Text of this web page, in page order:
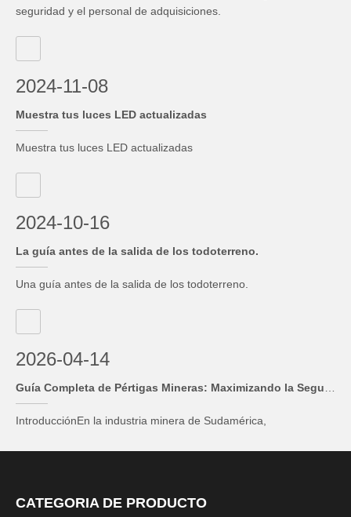
seguridad y el personal de adquisiciones.
2024-11-08
Muestra tus luces LED actualizadas
Muestra tus luces LED actualizadas
2024-10-16
La guía antes de la salida de los todoterreno.
Una guía antes de la salida de los todoterreno.
2026-04-14
IntroducciónEn la industria minera de Sudamérica,
Su función princi
CATEGORIA DE PRODUCTO